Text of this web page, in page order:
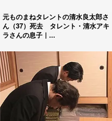
元ものまねタレントの清水良太郎さ
ん（37）死去 タレント・清水アキ
ラさんの息子｜...